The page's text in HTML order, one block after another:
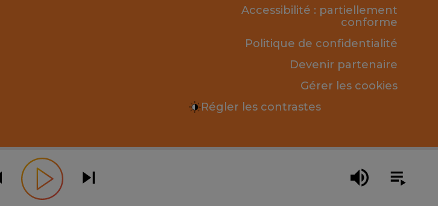
Accessibilité : partiellement
conforme
Politique de confidentialité
Devenir partenaire
Gérer les cookies
Régler les contrastes
Utilisez les